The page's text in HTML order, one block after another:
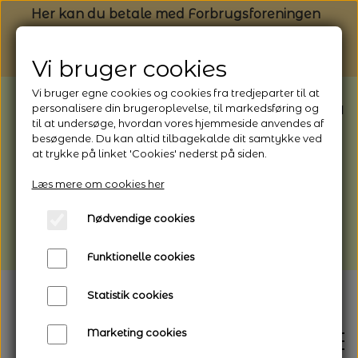
Her kan du betale med Forbrugsforeningen
BEMÆRK: Butikken har ferielukket* fra
1/8 - 9/8 - 2026
*Webshoppen er åben og sender hele
afhentning
Vi gør opmærksom på, at der kan være lidt
længere leveringstid
Vi bruger cookies
Vi bruger egne cookies og cookies fra tredjeparter til at
personalisere din brugeroplevelse, til markedsføring og
til at undersøge, hvordan vores hjemmeside anvendes af
besøgende. Du kan altid tilbagekalde dit samtykke ved
at trykke på linket 'Cookies' nederst på siden.
Læs mere om cookies her
Nødvendige cookies
Funktionelle cookies
Statistik cookies
Marketing cookies